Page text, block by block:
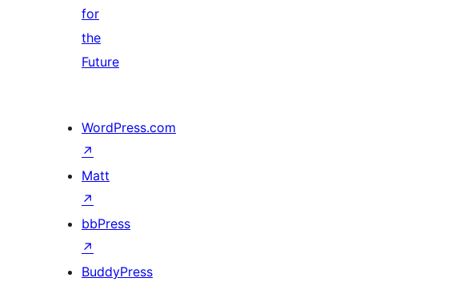
for
the
Future
WordPress.com
↗
Matt
↗
bbPress
↗
BuddyPress